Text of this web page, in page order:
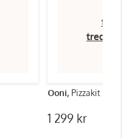
Ooni, Pizzakit 16
1 299 kr